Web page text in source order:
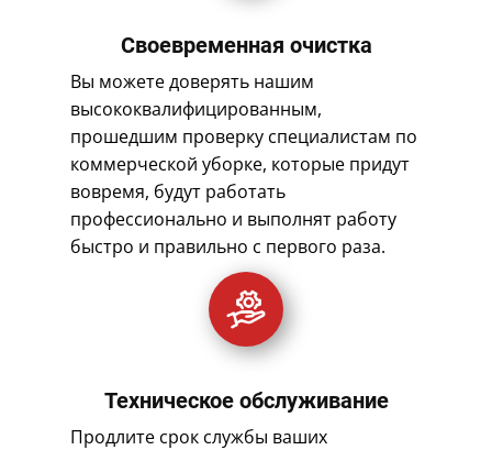
Своевременная очистка
Вы можете доверять нашим
высококвалифицированным,
прошедшим проверку специалистам по
коммерческой уборке, которые придут
вовремя, будут работать
профессионально и выполнят работу
быстро и правильно с первого раза.
Техническое обслуживание
Продлите срок службы ваших